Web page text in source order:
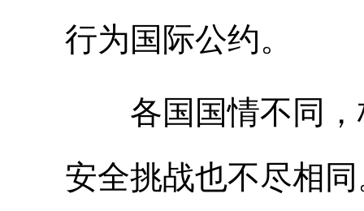
行为国际公约。
各国国情不同，
安全挑战也不尽相